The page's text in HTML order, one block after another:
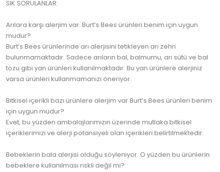
SIK SORULANLAR:
Arılara karşı alerjim var. Burt’s Bees ürünleri benim için uygun
mudur?
Burt’s Bees ürünlerinde arı alerjisini tetikleyen arı zehri
bulunmamaktadır. Sadece arıların bal, balmumu, arı sütü ve bal
tozu gibi yan ürünleri kullanılmaktadır. Bu yan ürünlere alerjiniz
varsa ürünleri kullanmamanızı öneriyor.
Bitkisel içerikli bazı ürünlere alerjim var Burt’s Bees ürünleri benim
için uygun mudur?
Evet, bu yüzden ambalajlarımızın üzerinde mutlaka bitkisel
içeriklerimizi ve alerji potansiyeli olan içerikleri belirtilmektedir.
Bebeklerin bala alerjisi olduğu söyleniyor. O yüzden bu ürünlerin
bebeklere kullanılması riskli değil mi?